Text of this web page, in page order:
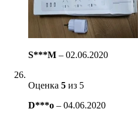
S***M – 02.06.2020
Оценка 5 из 5
D***o – 04.06.2020